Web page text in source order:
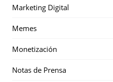
Marketing Digital
Memes
Monetización
Notas de Prensa